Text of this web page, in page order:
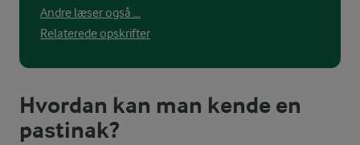
Andre læser også ...
Relaterede opskrifter
Hvordan kan man kende en
pastinak?